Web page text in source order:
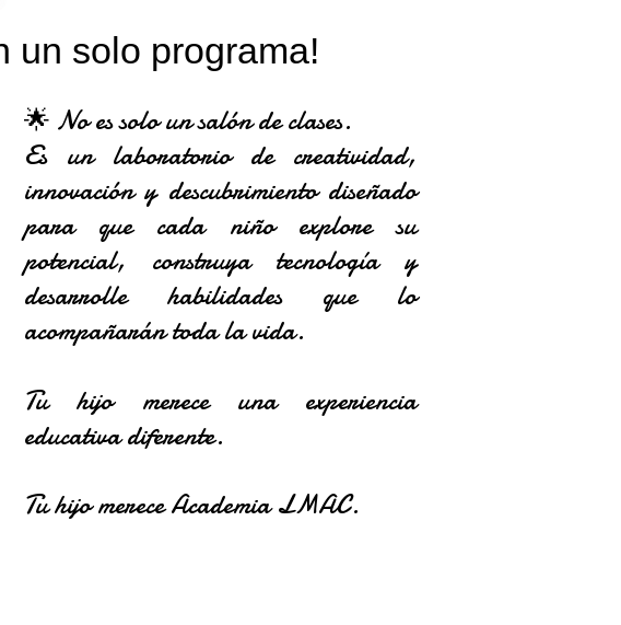
un solo programa!
🌟 No es solo un salón de clases.
Es un laboratorio de creatividad,
innovación y descubrimiento diseñado
para que cada niño explore su
potencial, construya tecnología y
desarrolle habilidades que lo
acompañarán toda la vida.
Tu hijo merece una experiencia
educativa diferente.
Tu hijo merece Academia LMAC.